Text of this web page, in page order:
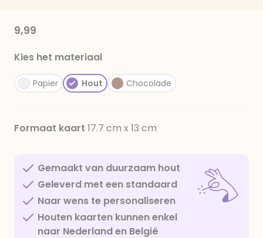
9,99
Kies het materiaal
Papier Hout Chocolade
Formaat kaart 17.7 cm x 13 cm
Gemaakt van duurzaam hout
Geleverd met een standaard
Naar wens te personaliseren
Houten kaarten kunnen enkel
naar Nederland en België